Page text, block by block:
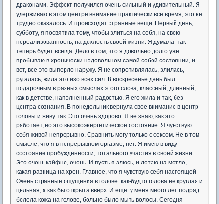
драконами. Эффект получился очень сильный и удивительный. Я
удерживаю в этом центре внимание практически все время, это не
трудно оказалось. И происходят странные вещи. Первый день,
субботу, я посвятила тому, чтобы злиться на себя, на свою
нереализованность, на дохлость своей жизни. Я думала, так
теперь будет всегда. Дело в том, что я довольно долго уже
пребываю в хронически недовольном самой собой состоянии, и
вот, все это выперло наружу. Я не сопротивлялась, злилась,
ругалась, жила это изо всех сил. В воскресенье день был
подарочным в разных смыслах этого слова, классный, длинный,
как в детстве, наполненный радостью. Я его жила и так, без
центра сознания. В понедельник вернула свое внимание в центр
головы и живу так. Это очень здорово. Я не знаю, как это
работает, но это высокоэнергетическое состояние. Я чувствую
себя живой непрерывно. Сравнить могу только с сексом. Не в том
смысле, что я в непрерывном оргазме, нет. Я имею в виду
состояние пробужденности, тотального участия в своей жизни.
Это очень кайфно, очень. И пусть я злюсь, и летаю на метле,
какая разница на хрен. Главное, что я чувствую себя настоящей.
Очень странные ощущения в голове: как-будто голова не круглая и
цельная, а как бы открыта вверх. И еще: у меня много лет подряд
болела кожа на голове, больно было мыть волосы. Сегодня